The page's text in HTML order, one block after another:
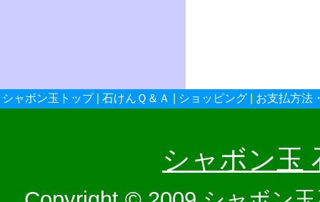
シャボン玉トップ| 石けんＱ＆Ａ ショッピング お支払方法
シャボン玉